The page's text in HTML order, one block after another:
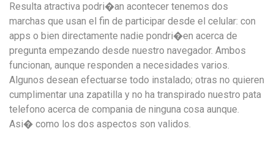
Resulta atractiva podri�an acontecer tenemos dos
marchas que usan el fin de participar desde el celular: con
apps o bien directamente nadie pondri�en acerca de
pregunta empezando desde nuestro navegador. Ambos
funcionan, aunque responden a necesidades varios.
Algunos desean efectuarse todo instalado; otras no quieren
cumplimentar una zapatilla y no ha transpirado nuestro pata
telefono acerca de compania de ninguna cosa aunque.
Asi� como los dos aspectos son validos.